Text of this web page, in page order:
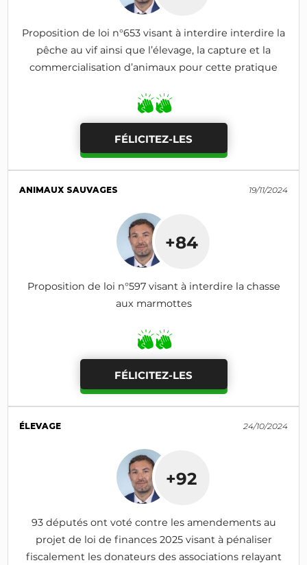
Proposition de loi n°653 visant à interdire interdire la
pêche au vif ainsi que l’élevage, la capture et la
commercialisation d’animaux pour cette pratique
FÉLICITEZ-LES
ANIMAUX SAUVAGES 19/11/2024
+84
Proposition de loi n°597 visant à interdire la chasse
aux marmottes
FÉLICITEZ-LES
ÉLEVAGE 24/10/2024
+92
93 députés ont voté contre les amendements au
projet de loi de finances 2025 visant à pénaliser
fiscalement les donateurs des associations relayant